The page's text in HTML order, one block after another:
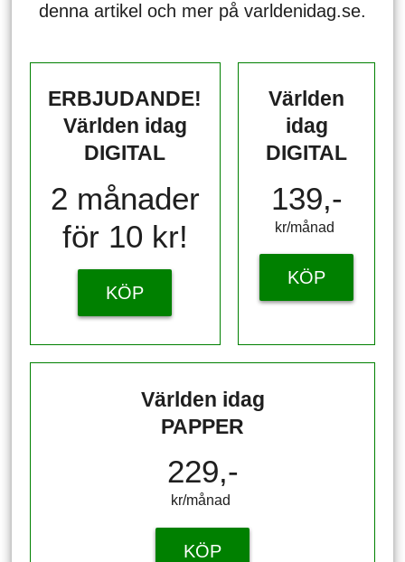
denna artikel och mer på varldenidag.se.
ERBJUDANDE!
Världen idag
DIGITAL
2 månader
för 10 kr!
KÖP
Världen
idag
DIGITAL
139,-
kr/månad ​​​​​​
KÖP
Världen idag
PAPPER
229,-
kr/månad ​​​​​​
KÖP